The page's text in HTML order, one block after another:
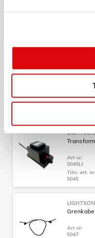
Tillv. art.
LIGHTSON
Art nr:
5045LI
Tillv. art. nr:
5045
LIGHTSON
Art nr:
5047